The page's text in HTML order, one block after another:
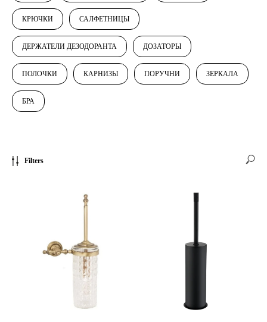
КРЮЧКИ САЛФЕТНИЦЫ
ДЕРЖАТЕЛИ ДЕЗОДОРАНТА ДОЗАТОРЫ
ПОЛОЧКИ КАРНИЗЫ ПОРУЧНИ ЗЕРКАЛА
БРА
Filters